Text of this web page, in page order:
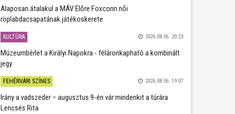
Alaposan átalakul a MÁV Előre Foxconn női
röplabdacsapatának játékoskerete
KULTÚRA 2026.08.06. 20:23
Múzeumbérlet a Királyi Napokra - féláronkapható a kombinált
jegy
FEHÉRVÁRI SZÍNES 2026.08.06. 19:07
Irány a vadszeder – augusztus 9-én vár mindenkit a túrára
Lencsés Rita